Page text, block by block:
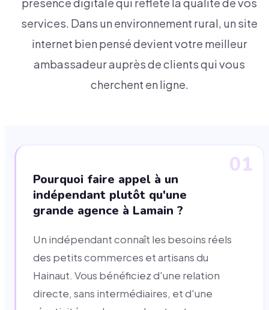
présence digitale qui reflète la qualité de vos
services. Dans un environnement rural, un site
internet bien pensé devient votre meilleur
ambassadeur auprès de clients qui vous
cherchent en ligne.
01
Pourquoi faire appel à un
indépendant plutôt qu'une
grande agence à Lamain ?
Un indépendant connaît les besoins réels
des petits commerces et artisans du
Hainaut. Vous bénéficiez d'une relation
directe, sans intermédiaires, et d'une